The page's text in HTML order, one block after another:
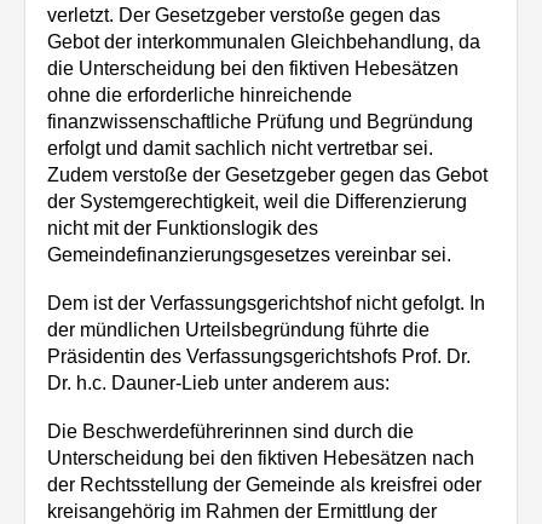
verletzt. Der Gesetzgeber verstoße gegen das
Gebot der interkommunalen Gleichbehandlung, da
die Unterscheidung bei den fiktiven Hebesätzen
ohne die erforderliche hinreichende
finanzwissenschaftliche Prüfung und Begründung
erfolgt und damit sachlich nicht vertretbar sei.
Zudem verstoße der Gesetzgeber gegen das Gebot
der Systemgerechtigkeit, weil die Differenzierung
nicht mit der Funktionslogik des
Gemeindefinanzierungsgesetzes vereinbar sei.
Dem ist der Verfassungsgerichtshof nicht gefolgt. In
der mündlichen Urteilsbegrün­dung führte die
Präsidentin des Verfassungsgerichtshofs Prof. Dr.
Dr. h.c. Dauner-Lieb unter anderem aus:
Die Beschwerdeführerinnen sind durch die
Unterscheidung bei den fiktiven Hebesätzen nach
der Rechtsstellung der Gemeinde als kreisfrei oder
kreisangehörig im Rahmen der Ermittlung der